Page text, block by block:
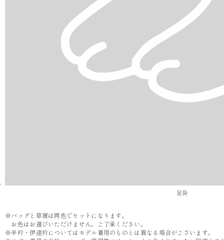
足袋
※バッグと草履は同色でセットになります。
お色はお選びいただけません。ご了承ください。
※半衿・伊達衿についてはモデル着用のものとは異なる場合がございます。